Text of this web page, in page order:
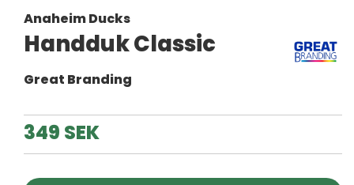
Anaheim Ducks
Handduk Classic
Great Branding
349 SEK